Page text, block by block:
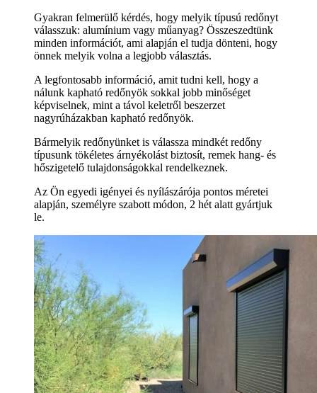
Gyakran felmerülő kérdés, hogy melyik típusú redőnyt
válasszuk: alumínium vagy műanyag? Összeszedtünk
minden információt, ami alapján el tudja dönteni, hogy
önnek melyik volna a legjobb választás.
A legfontosabb információ, amit tudni kell, hogy a
nálunk kapható redőnyök sokkal jobb minőséget
képviselnek, mint a távol keletről beszerzet
nagyrúházakban kapható redőnyök.
Bármelyik redőnyünket is válassza mindkét redőny
típusunk tökéletes árnyékolást biztosít, remek hang- és
hőszigetelő tulajdonságokkal rendelkeznek.
Az Ön egyedi igényei és nyílászárója pontos méretei
alapján, személyre szabott módon, 2 hét alatt gyártjuk
le.